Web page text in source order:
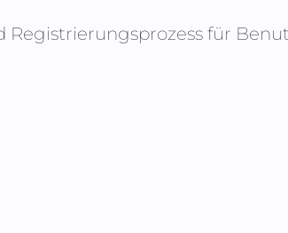
für